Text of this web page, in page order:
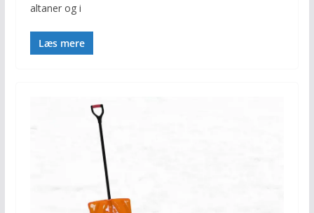
altaner og i
Læs mere